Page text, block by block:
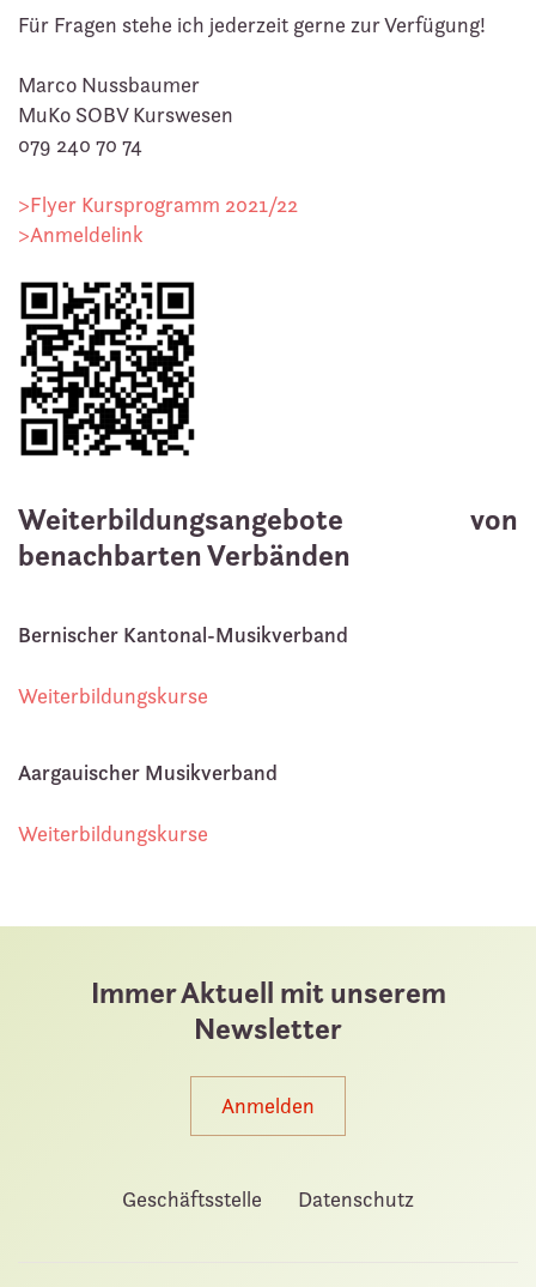
Für Fragen stehe ich jederzeit gerne zur Verfügung!
Marco Nussbaumer
MuKo SOBV Kurswesen
079 240 70 74
>Flyer Kursprogramm 2021/22
>Anmeldelink
Weiterbildungsangebote von
benachbarten Verbänden
Bernischer Kantonal-Musikverband
Weiterbildungskurse
Aargauischer Musikverband
Weiterbildungskurse
Immer Aktuell mit unserem
Newsletter
Anmelden
Geschäftsstelle Datenschutz